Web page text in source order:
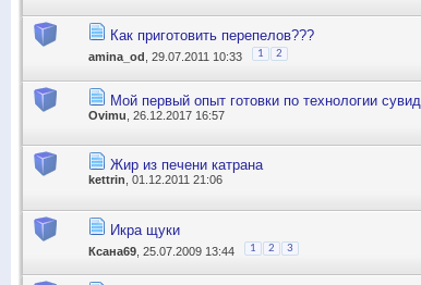
Как приготовить перепелов???
amina_od , 29.07.2011 10:33 1 2
Мой первый опыт готовки по технологии сувид.
Ovimu , 26.12.2017 16:57
Жир из печени катрана
kettrin , 01.12.2011 21:06
Икра щуки
Ксана69 , 25.07.2009 13:44 1 2 3